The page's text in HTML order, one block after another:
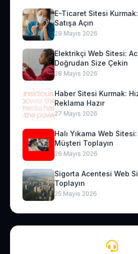
E-Ticaret Sitesi
Satışa Açın
29 Mayıs 2026
Elektrikçi Web Sitesi:
Doğrudan Size Çekin
28 Mayıs 2026
Haber Sitesi Kurmak:
Reklama Hazır
27 Mayıs 2026
Halı Yıkama Web
Müşteri Toplayın
26 Mayıs 2026
Sigorta Acentesi Web
Toplayın
25 Mayıs 2026